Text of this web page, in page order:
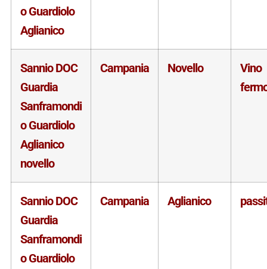
o Guardiolo
Aglianico
Sannio DOC
Guardia
Sanframondi
o Guardiolo
Aglianico
novello
Campania Novello
Vino
Sannio DOC
Guardia
Sanframondi
o Guardiolo
Campania Aglianico